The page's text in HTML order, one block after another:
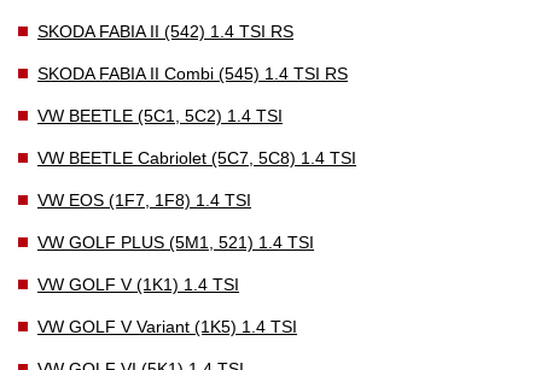
SKODA FABIA II (542) 1.4 TSI RS
SKODA FABIA II Combi (545) 1.4 TSI RS
VW BEETLE (5C1, 5C2) 1.4 TSI
VW BEETLE Cabriolet (5C7, 5C8) 1.4 TSI
VW EOS (1F7, 1F8) 1.4 TSI
VW GOLF PLUS (5M1, 521) 1.4 TSI
VW GOLF V (1K1) 1.4 TSI
VW GOLF V Variant (1K5) 1.4 TSI